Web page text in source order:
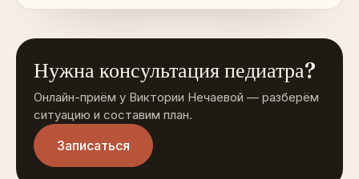
Нужна консультация педиатра?
Онлайн-приём у Виктории Нечаевой — разберём
ситуацию и составим план.
Записаться